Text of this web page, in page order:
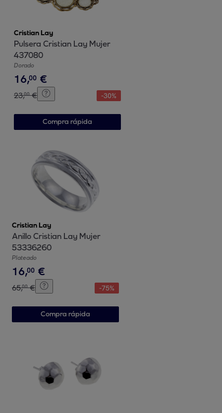
Cristian Lay
Pulsera Cristian Lay Mujer
437080
Dorado
16,00 €
23,00 € -30%
Compra rápida
Cristian Lay
Anillo Cristian Lay Mujer
53336260
Plateado
16,00 €
65,00 € -75%
Compra rápida